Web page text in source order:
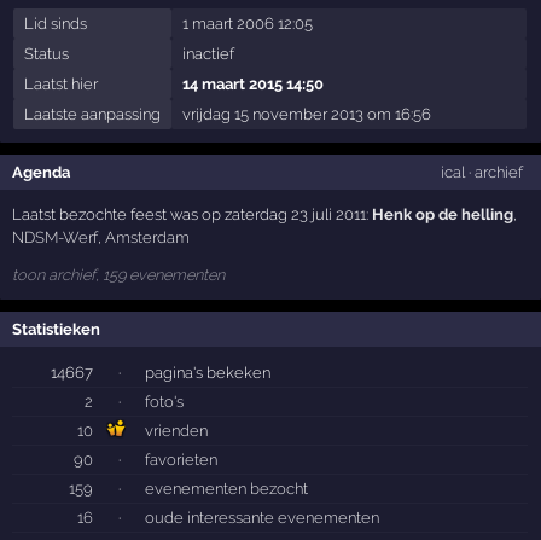
Lid sinds
1 maart 2006 12:05
Status
inactief
Laatst hier
14 maart 2015 14:50
Laatste aanpassing
vrijdag 15 november 2013 om 16:56
Agenda ical· archief
Laatst bezochte feest was op zaterdag 23 juli 2011: Henk op de helling
NDSM-Werf,Amsterdam
toon archief, 159 evenementen
Statistieken
14667 ·
pagina's bekeken
2
·
foto's
10
vrienden
90
·
favorieten
159
·
evenementen bezocht
16
·
oude interessante evenementen